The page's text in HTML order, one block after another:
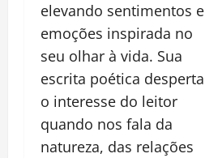
elevando sentimentos e
emoções inspirada no
seu olhar à vida. Sua
escrita poética desperta
o interesse do leitor
quando nos fala da
natureza, das relações